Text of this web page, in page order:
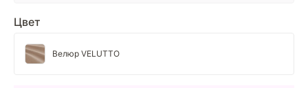
Цвет
Велюр VELUTTO